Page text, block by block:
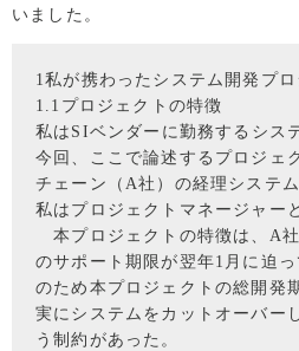
いました。
1私が携わったシステム開発プロ
1.1プロジェクトの特徴
私はSIベンダーに勤務するシス
今回、ここで論述するプロジェ
チェーン（A社）の経理システ
私はプロジェクトマネージャー
本プロジェクトの特徴は、A
のサポート期限が翌年1月に迫
のため本プロジェクトの総開発
実にシステムをカットオーバー
う制約があった。